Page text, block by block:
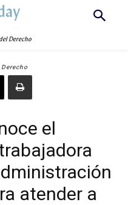
Derecho
el
atender a